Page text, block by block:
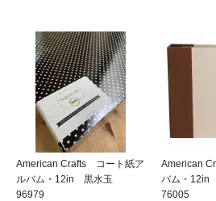
American Crafts コート紙ア
ルバム・12in 黒水玉
96979
American
バム・
76005